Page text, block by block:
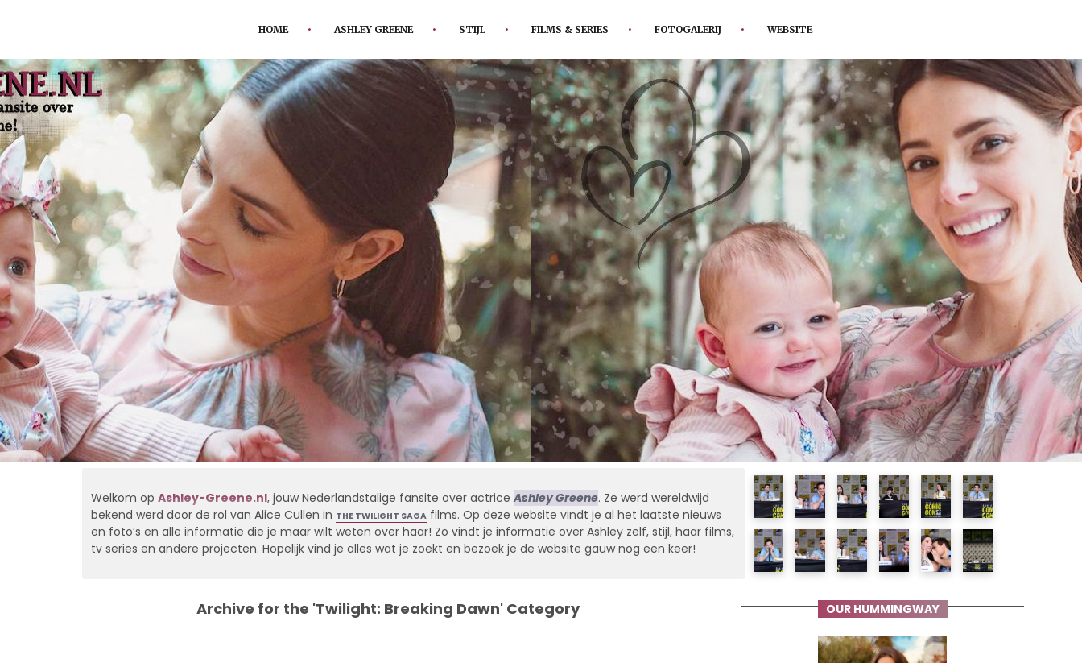
HOME ASHLEY GREENE STIJL FILMS & SERIES FOTOGALERIJ WEBSITE
Welkom op Ashley-Greene.nl, jouw Nederlandstalige fansite over actriceAshley Greene. Ze werd wereldwijd
bekend werd door de rol van Alice Cullen in THE TWILIGHT SAGAfilms. Op deze website vindt je al het laatste nieuws
en foto’s en alle informatie die je maar wilt weten over haar! Zo vindt je informatie over Ashley zelf, stijl, haar films,
tv series en andere projecten. Hopelijk vind je alles wat je zoekt en bezoek je de website gauw nog een keer!
OUR HUMMINGWAY
Archive for the 'Twilight: Breaking Dawn' Category